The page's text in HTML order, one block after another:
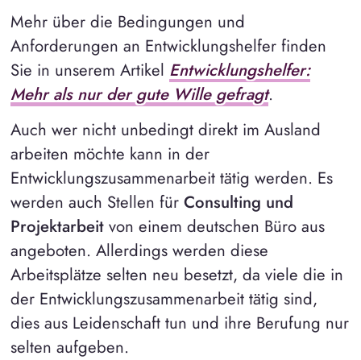
Mehr über die Bedingungen und
Anforderungen an Entwicklungshelfer finden
Sie in unserem Artikel Entwicklungshelfer:
Mehr als nur der gute Wille gefragt.
Auch wer nicht unbedingt direkt im Ausland
arbeiten möchte kann in der
Entwicklungszusammenarbeit tätig werden. Es
werden auch Stellen für Consulting und
Projektarbeitvon einem deutschen Büro aus
angeboten. Allerdings werden diese
Arbeitsplätze selten neu besetzt, da viele die in
der Entwicklungszusammenarbeit tätig sind,
dies aus Leidenschaft tun und ihre Berufung nur
selten aufgeben.